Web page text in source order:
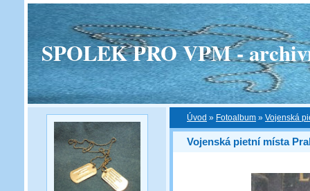
SPOLEK PRO VPM -
Úvod » Fotoalbum » Vojenská
Vojenská pietní místa